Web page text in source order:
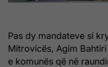
Pas dy mandateve si
Mitrovicës, Agim
e komunës që në